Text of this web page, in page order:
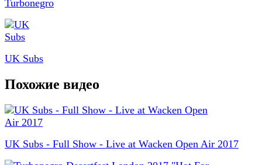
Turbonegro
UK Subs
Похожие видео
UK Subs - Full Show - Live at Wacken Open Air 2017